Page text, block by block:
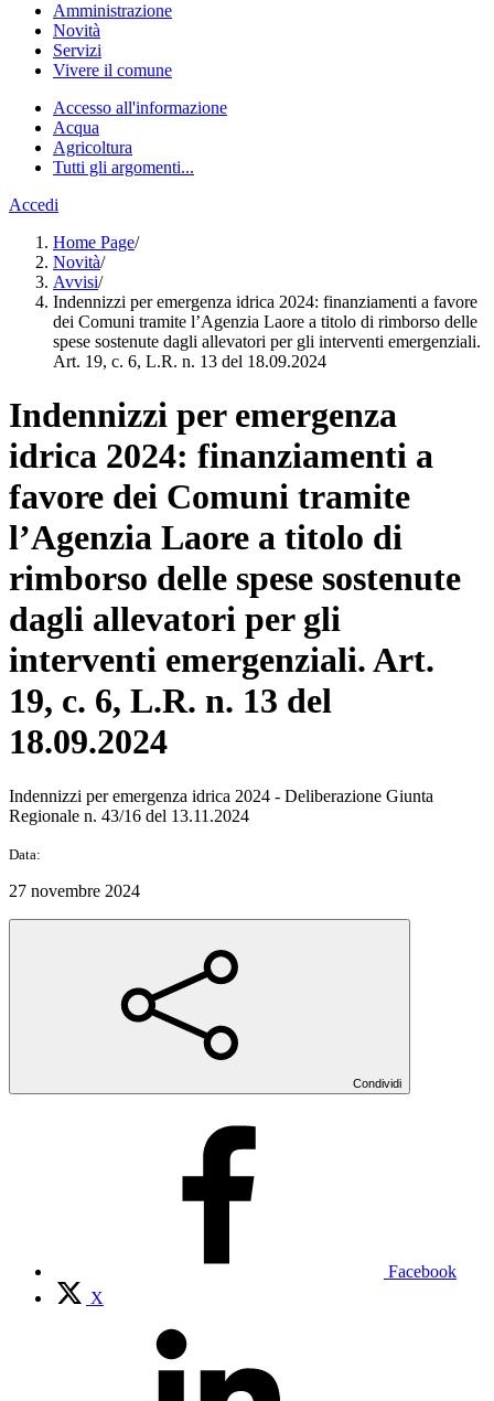
Amministrazione
Novità
Servizi
Vivere il comune
Accesso all'informazione
Acqua
Agricoltura
Tutti gli argomenti...
Accedi
Home Page/
Novità/
Avvisi/
Indennizzi per emergenza idrica 2024: finanziamenti a favore
dei Comuni tramite l’Agenzia Laore a titolo di rimborso delle
spese sostenute dagli allevatori per gli interventi emergenziali.
Art. 19, c. 6, L.R. n. 13 del 18.09.2024
Indennizzi per emergenza
idrica 2024: finanziamenti a
favore dei Comuni tramite
l’Agenzia Laore a titolo di
rimborso delle spese sostenute
dagli allevatori per gli
interventi emergenziali. Art.
19, c. 6, L.R. n. 13 del
18.09.2024
Indennizzi per emergenza idrica 2024 - Deliberazione Giunta
Regionale n. 43/16 del 13.11.2024
Data:
27 novembre 2024
Condividi
Facebook
X